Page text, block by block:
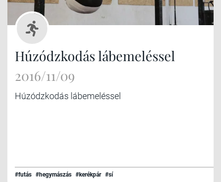
Húzódzkodás lábemeléssel
2016/11/09
Húzódzkodás lábemeléssel
#futás #hegymászás #kerékpár #sí